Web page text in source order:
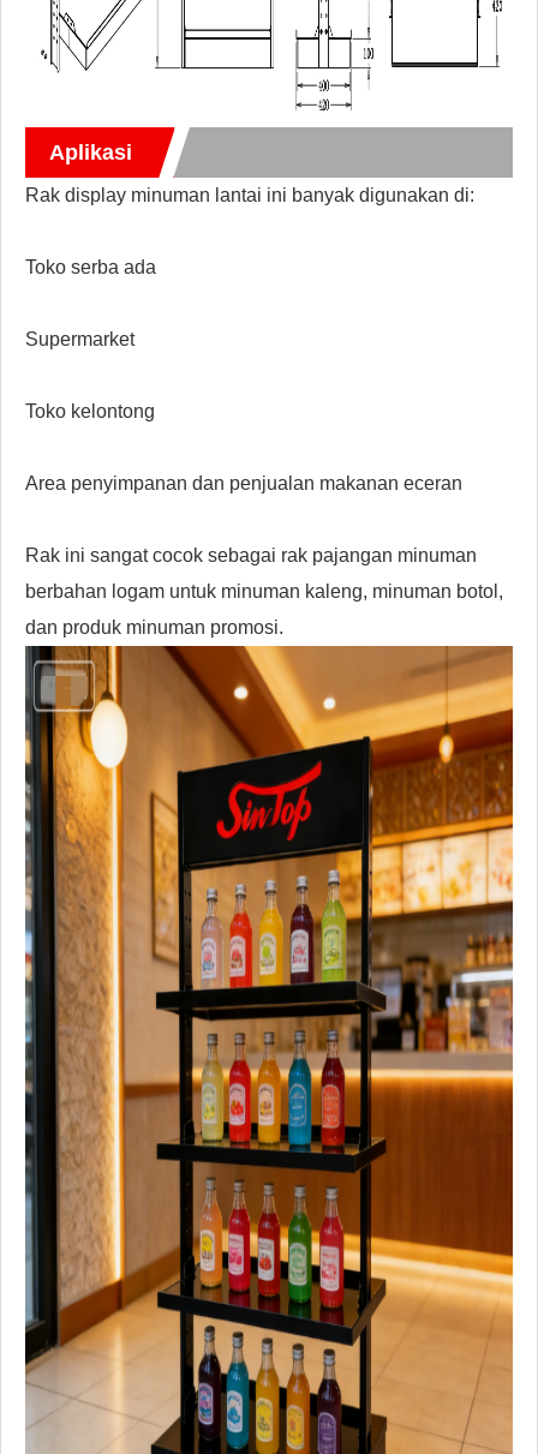
Aplikasi
Rak display minuman lantai ini banyak digunakan di:
Toko serba ada
Supermarket
Toko kelontong
Area penyimpanan dan penjualan makanan eceran
Rak ini sangat cocok sebagai rak pajangan minuman
berbahan logam untuk minuman kaleng, minuman botol,
dan produk minuman promosi.